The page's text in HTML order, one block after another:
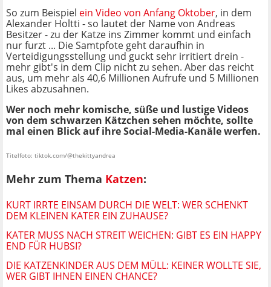
So zum Beispiel ein Video von Anfang Oktober, in dem
Alexander Holtti - so lautet der Name von Andreas
Besitzer - zu der Katze ins Zimmer kommt und einfach
nur furzt ... Die Samtpfote geht daraufhin in
Verteidigungsstellung und guckt sehr irritiert drein -
mehr gibt's in dem Clip nicht zu sehen. Aber das reicht
aus, um mehr als 40,6 Millionen Aufrufe und 5 Millionen
Likes abzusahnen.
Wer noch mehr komische, süße und lustige Videos
von dem schwarzen Kätzchen sehen möchte, sollte
mal einen Blick auf ihre Social-Media-Kanäle werfen.
Titelfoto: tiktok.com/@thekittyandrea
Mehr zum Thema Katzen:
KURT IRRTE EINSAM DURCH DIE WELT: WER SCHENKT
DEM KLEINEN KATER EIN ZUHAUSE?
KATER MUSS NACH STREIT WEICHEN: GIBT ES EIN HAPPY
END FÜR HUBSI?
DIE KATZENKINDER AUS DEM MÜLL: KEINER WOLLTE SIE,
WER GIBT IHNEN EINEN CHANCE?